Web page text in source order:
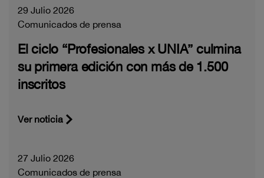
29 Julio 2026
Comunicados de prensa
El ciclo “Profesionales x UNIA” culmina
su primera edición con más de 1.500
inscritos
Ver noticia
27 Julio 2026
Comunicados de prensa